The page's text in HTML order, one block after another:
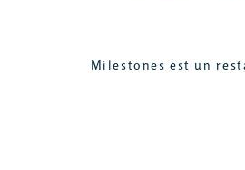
Milestones est un